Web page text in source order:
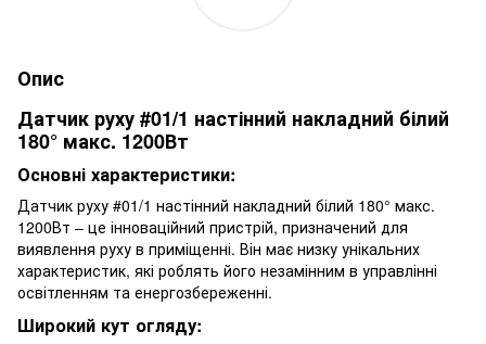
Опис
Датчик руху #01/1 настінний накладний білий
180° макс. 1200Вт
Основні характеристики:
Датчик руху #01/1 настінний накладний білий 180° макс.
1200Вт – це інноваційний пристрій, призначений для
виявлення руху в приміщенні. Він має низку унікальних
характеристик, які роблять його незамінним в управлінні
освітленням та енергозбереженні.
Широкий кут огляду: